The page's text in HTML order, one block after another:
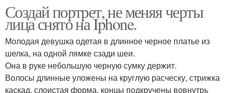
Создай портрет, не меняя черты
лица снято на Iphone.
Молодая девушка одетая в длинное черное платье из
шелка, на одной лямке сзади шеи.
Она в руке небольшую черную сумку держит.
Волосы длинные уложены на круглую расческу, стрижка
каскад, слоистая форма, концы подкручены вовнутрь